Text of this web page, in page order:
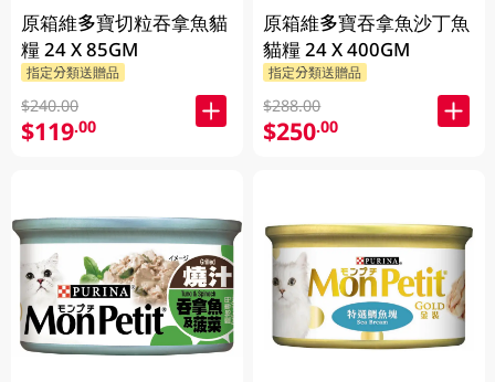
原箱維多寶切粒吞拿魚貓
糧 24 X 85GM
指定分類送贈品
$240.00
$119.00
原箱維多寶吞拿魚沙丁魚
貓糧 24 X 400GM
指定分類送贈品
$288.00
$250.00